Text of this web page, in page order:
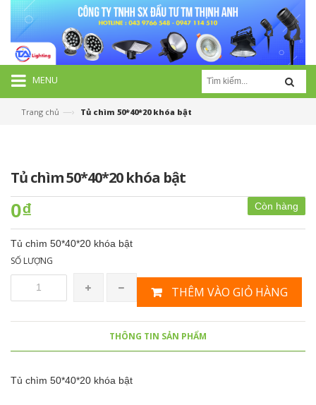
MENU
Trang chủ —› Tủ chìm 50*40*20 khóa bật
Tủ chìm 50*40*20 khóa bật
Còn hàng
0₫
Tủ chìm 50*40*20 khóa bật
SỐ LƯỢNG
THÊM VÀO GIỎ HÀNG
THÔNG TIN SẢN PHẨM
Tủ chìm 50*40*20 khóa bật